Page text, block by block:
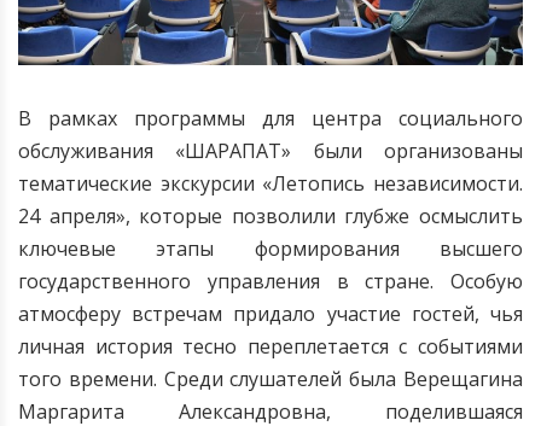
В рамках программы для центра социального
обслуживания «ШАРАПАТ» были организованы
тематические экскурсии «Летопись независимости.
24 апреля», которые позволили глубже осмыслить
ключевые этапы формирования высшего
государственного управления в стране. Особую
атмосферу встречам придало участие гостей, чья
личная история тесно переплетается с событиями
того времени. Среди слушателей была Верещагина
Маргарита Александровна, поделившаяся